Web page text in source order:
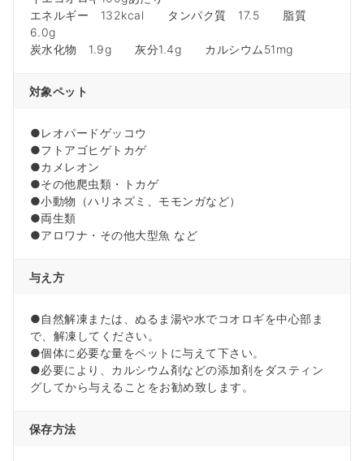
エネルギー 132kcal タンパク質 17.5 脂質
6.0g
炭水化物 1.9g 灰分1.4g カルシウム51mg
対象ペット
●レオパードゲッコウ
●フトアゴヒゲトカゲ
●カメレオン
●その他爬虫類・トカゲ
●小動物（ハリネズミ、モモンガなど）
●両生類
●アロワナ・その他大型魚 など
与え方
●自然解凍または、ぬるま湯や水でコオロギを中心部ま
で、解凍してください。
●個体に必要な量をペットに与えて下さい。
●必要により、カルシウム剤などの添加剤をダスティン
グしてから与えることをお勧め致します。
保存方法